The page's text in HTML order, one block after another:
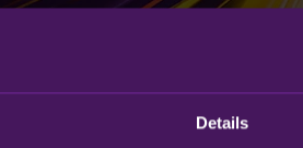
Details